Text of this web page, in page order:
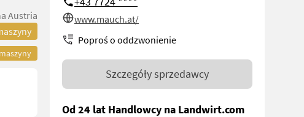
Austria
www.mauch.at/
Poproś o oddzwonienie
Szczegóły sprzedawcy
Od 24 lat Handlowcy na Landwirt.com